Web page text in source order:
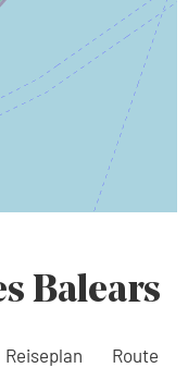
Balears
Reiseplan Route